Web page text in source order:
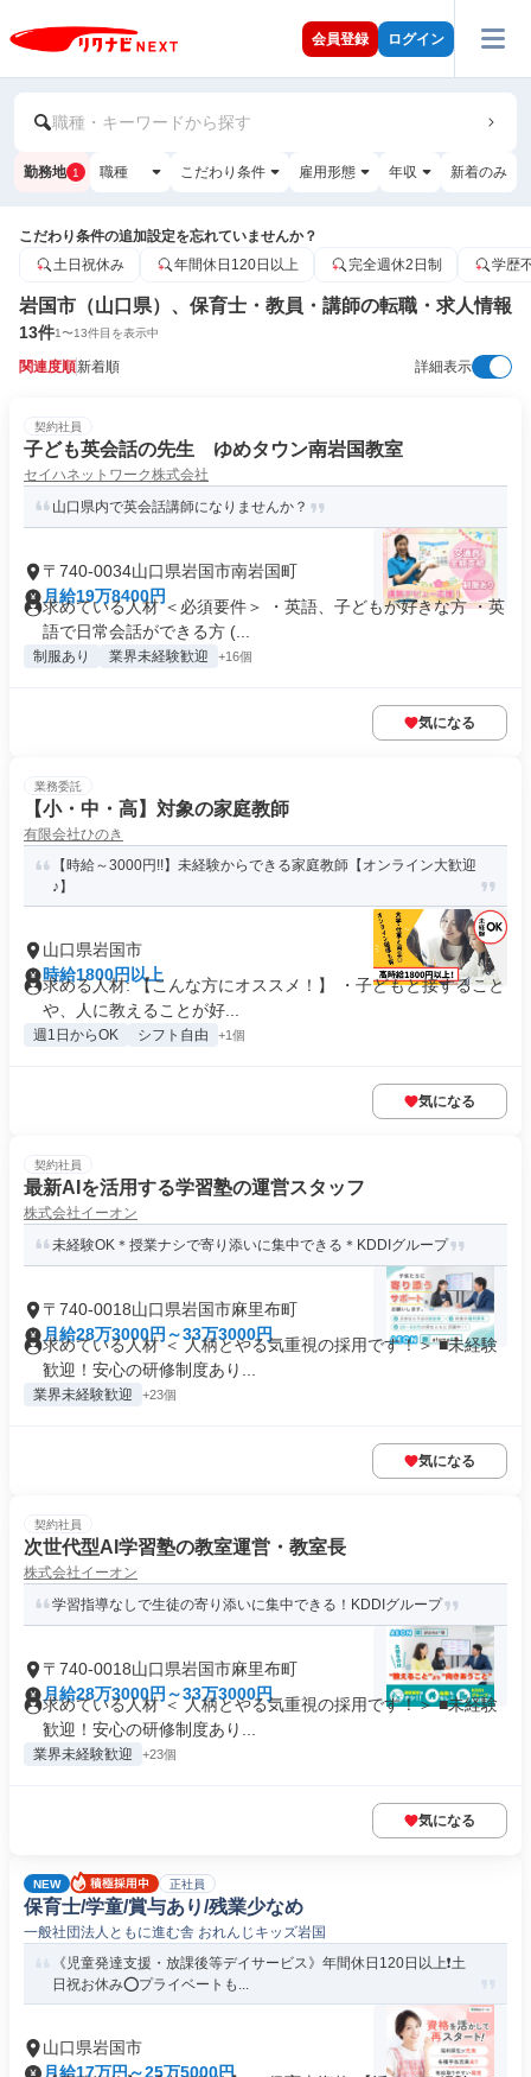
会員登録 ログイン
職種・キーワードから探す
勤務地 1 職種 こだわり条件 雇用形態 年収 新着のみ
こだわり条件の追加設定を忘れていませんか？
土日祝休み
年間休日120日以上 完全週休2日制 学歴
岩国市（山口県）、保育士・教員・講師の転職・求人情報
13件1〜13件目を表示中
関連度順新着順 詳細表示
契約社員
子ども英会話の先生 ゆめタウン南岩国教室
セイハネットワーク株式会社
山口県内で英会話講師になりませんか？
〒740-0034山口県岩国市南岩国町
月給19万8400円
求めている人材 ＜必須要件＞ ・英語、子どもが好きな方 ・英
語で日常会話ができる方 (...
制服あり 業界未経験歓迎 +16個
気になる
業務委託
【小・中・高】対象の家庭教師
有限会社ひのき
【時給～3000円!!】未経験からできる家庭教師【オンライン大歓迎
♪】
山口県岩国市
時給1800円以上
求める人材: 【こんな方にオススメ！】 ・子どもと接すること
や、人に教えることが好...
週1日からOK シフト自由 +1個
気になる
契約社員
最新AIを活用する学習塾の運営スタッフ
株式会社イーオン
未経験OK＊授業ナシで寄り添いに集中できる＊KDDIグループ
〒740-0018山口県岩国市麻里布町
月給28万3000円～33万3000円
求めている人材 ＜ 人柄とやる気重視の採用です！＞ ■未経験
歓迎！安心の研修制度あり...
業界未経験歓迎 +23個
気になる
契約社員
次世代型AI学習塾の教室運営・教室長
株式会社イーオン
学習指導なしで生徒の寄り添いに集中できる！KDDIグループ
〒740-0018山口県岩国市麻里布町
月給28万3000円～33万3000円
求めている人材 ＜ 人柄とやる気重視の採用です！＞ ■未経験
歓迎！安心の研修制度あり...
業界未経験歓迎 +23個
気になる
NEW 正社員
保育士/学童/賞与あり/残業少なめ
一般社団法人ともに進む舎 おれんじキッズ岩国
《児童発達支援・放課後等デイサービス》年間休日120日以上❗️土
日祝お休み⭕プライベートも...
山口県岩国市
月給17万円～25万5000円